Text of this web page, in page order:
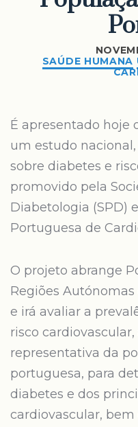
SAÚDE HUMANA
É apresentado hoje o
um estudo
sobre diabetes e
promovido pela
Diabetologia (SPD)
Portuguesa de
O projeto abrange
Regiões Autónomas
e irá avaliar a
risco
representativa da
portuguesa, para
diabetes e dos
cardiovascular,